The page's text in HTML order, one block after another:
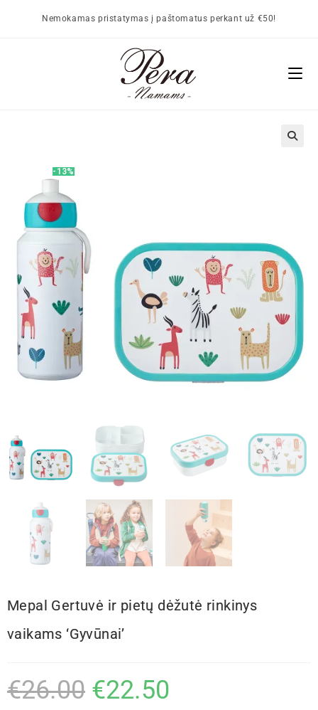
Nemokamas pristatymas į paštomatus perkant už €50!
-13%
Mepal Gertuvė ir pietų dėžutė rinkinys
vaikams ‘Gyvūnai’
€26.00 €22.50